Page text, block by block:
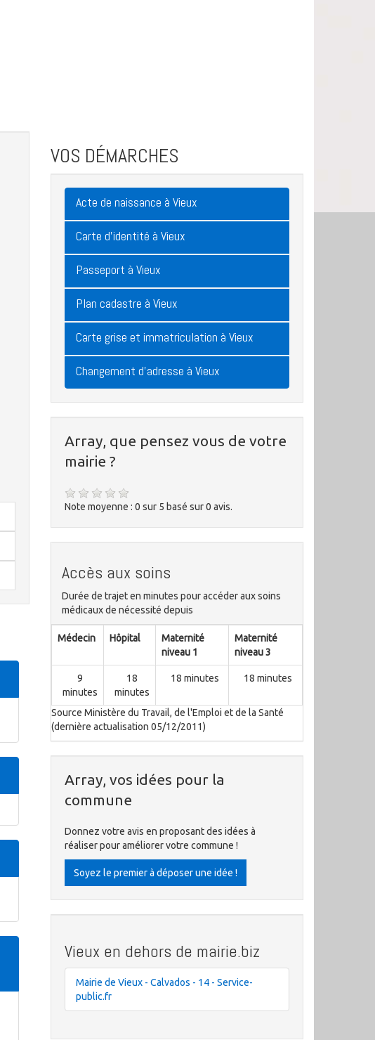
VOS DÉMARCHES
Acte de naissance à Vieux
Carte d'identité à Vieux
Passeport à Vieux
Plan cadastre à Vieux
Carte grise et immatriculation à Vieux
Changement d'adresse à Vieux
Array, que pensez vous de votre
mairie ?
Note moyenne : 0 sur 5 basé sur0 avis.
Accès aux soins
Durée de trajet en minutes pour accéder aux soins
médicaux de nécessité depuis
Médecin Hôpital
Maternité
niveau 1
Maternité
niveau 3
9
minutes
18
minutes
18 minutes 18 minutes
Source Ministère du Travail, de l'Emploi et de la Santé
(dernière actualisation 05/12/2011)
Array, vos idées pour la
commune
Donnez votre avis en proposant des idées à
réaliser pour améliorer votre commune !
Soyez le premier à déposer une idée !
Vieux en dehors de mairie.biz
Mairie de Vieux - Calvados - 14 - Service-
public.fr